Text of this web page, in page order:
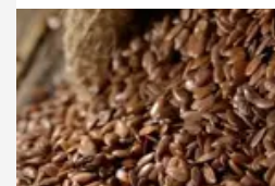
alınmasıdır. Daha sonraki
Meydana gelen su karışımından
yapımı oldukça zahmetlidir. 1 ml
yaprağı kullanılır.
19.10.2025 Sağlık